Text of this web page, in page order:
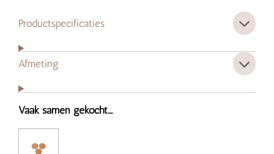
Productspecificaties
Afmeting
Vaak samen gekocht....